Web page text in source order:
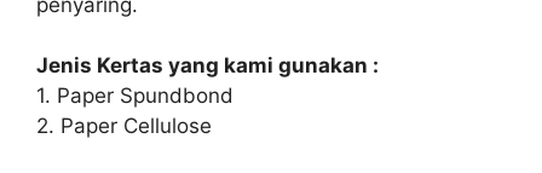
Jenis Kertas yang kami gunakan :
1. Paper Spundbond
2. Paper Cellulose